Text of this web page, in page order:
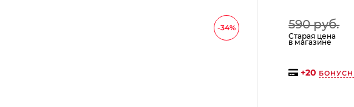
-34% 590 руб.
Старая цена
в магазине
+20
без переплат